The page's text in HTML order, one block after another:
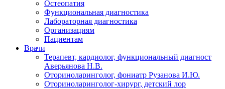
Остеопатия
Функциональная диагностика
Лабораторная диагностика
Организациям
Пациентам
Врачи
Терапевт, кардиолог, функциональный диагност
Аверьянова Н.В.
Оториноларинголог, фониатр Рузанова И.Ю.
Оториноларинголог-хирург, детский лор